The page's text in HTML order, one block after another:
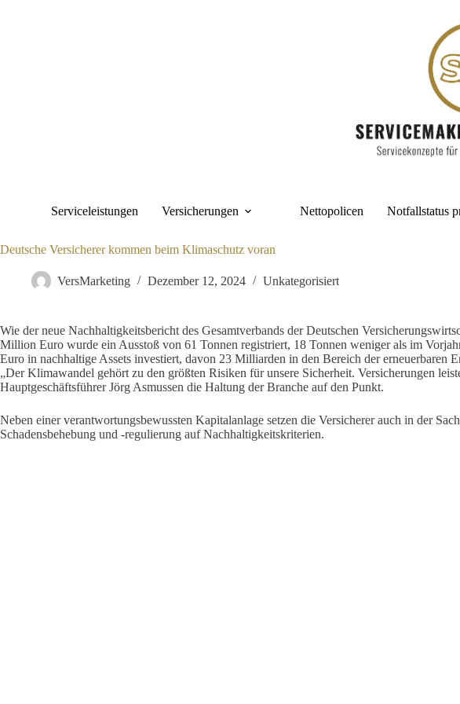
Serviceleistungen Versicherungen Nettopolicen Notfallstatus
Deutsche Versicherer kommen beim Klimaschutz voran
VersMarketing Dezember 12, 2024 Unkategorisiert
Wie der neue Nachhaltigkeitsbericht des Gesamtverbands der Deutschen
Million Euro wurde ein Ausstoß von 61 Tonnen registriert, 18 Tonnen weniger als im
Euro in nachhaltige Assets investiert, davon 23 Milliarden in den Bereich der erneuerbaren
„Der Klimawandel gehört zu den größten Risiken für unsere Sicherheit. Versicherungen
Hauptgeschäftsführer Jörg Asmussen die Haltung der Branche auf den Punkt.
Neben einer verantwortungsbewussten Kapitalanlage setzen die Versicherer auch in der
Schadensbehebung und -regulierung auf Nachhaltigkeitskriterien.